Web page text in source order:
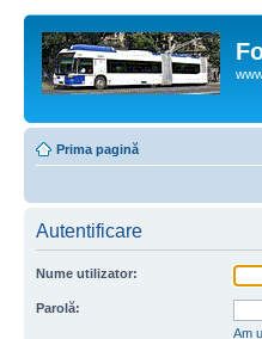
Prima pagină
Autentificare
Nume utilizator:
Parolă:
Am